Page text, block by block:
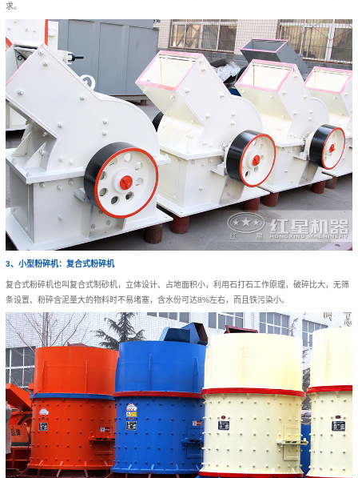
求。
3、小型粉碎机：复合式粉碎机
复合式粉碎机也叫复合式制砂机，立体设计、占地面积小，利用石打石工作原理，破碎比大，无筛
条设置、粉碎含泥量大的物料时不易堵塞，含水份可达8%左右，而且铁污染小。